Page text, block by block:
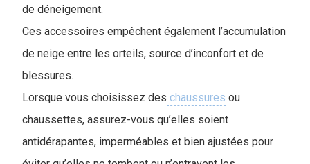
de déneigement.
Ces accessoires empêchent également l’accumulation
de neige entre les orteils, source d’inconfort et de
blessures.
Lorsque vous choisissez des chaussures ou
chaussettes, assurez-vous qu’elles soient
antidérapantes, imperméables et bien ajustées pour